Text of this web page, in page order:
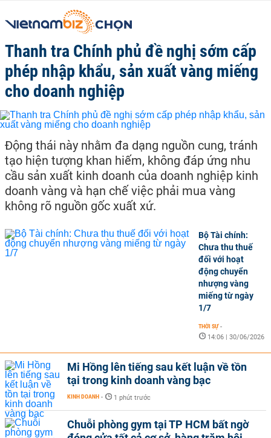
Thanh tra Chính phủ đề nghị sớm cấp
phép nhập khẩu, sản xuất vàng miếng
cho doanh nghiệp
Động thái này nhằm đa dạng nguồn cung, tránh
tạo hiện tượng khan hiếm, không đáp ứng nhu
cầu sản xuất kinh doanh của doanh nghiệp kinh
doanh vàng và hạn chế việc phải mua vàng
không rõ nguồn gốc xuất xứ.
Bộ Tài chính:
Chưa thu thuế
đối với hoạt
động chuyển
nhượng vàng
miếng từ ngày
1/7
THỜI SỰ -
14:06 | 30/06/2026
Mi Hồng lên tiếng sau kết luận về tồn
tại trong kinh doanh vàng bạc
KINH DOANH - 1 phút trước
Chuỗi phòng gym tại TP HCM bất ngờ